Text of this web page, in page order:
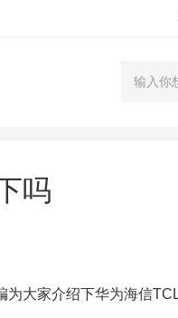
吗
大家介绍下华为海信